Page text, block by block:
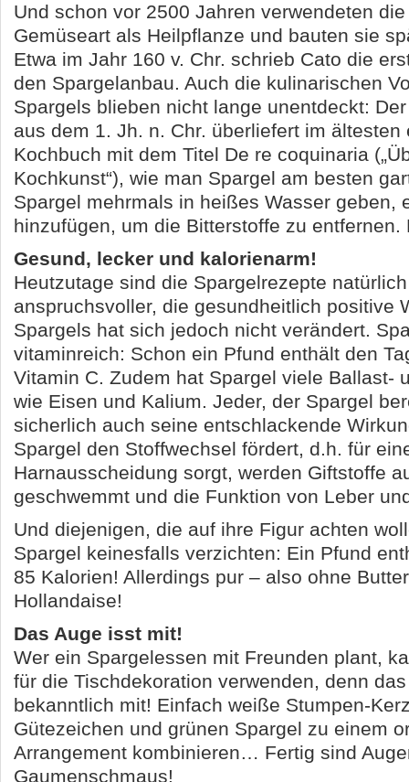
Und schon vor 2500 Jahren verwendeten
Gemüseart als Heilpflanze und bauten sie
Etwa im Jahr 160 v. Chr. schrieb Cato die
den Spargelanbau. Auch die kulinarischen
Spargels blieben nicht lange unentdeckt:
aus dem 1. Jh. n. Chr. überliefert im ältesten
Kochbuch mit dem Titel De re coquinaria
Kochkunst“), wie man Spargel am besten
Spargel mehrmals in heißes Wasser geben,
hinzufügen, um die Bitterstoffe zu entfernen.
Gesund, lecker und kalorienarm!
Heutzutage sind die Spargelrezepte
anspruchsvoller, die gesundheitlich positive
Spargels hat sich jedoch nicht verändert.
vitaminreich: Schon ein Pfund enthält den
Vitamin C. Zudem hat Spargel viele Ballast-
wie Eisen und Kalium. Jeder, der Spargel
sicherlich auch seine entschlackende
Spargel den Stoffwechsel fördert, d.h. für
Harnausscheidung sorgt, werden Giftstoffe
geschwemmt und die Funktion von Leber
Und diejenigen, die auf ihre Figur achten
Spargel keinesfalls verzichten: Ein Pfund
85 Kalorien! Allerdings pur – also ohne
Hollandaise!
Das Auge isst mit!
Wer ein Spargelessen mit Freunden plant,
für die Tischdekoration verwenden, denn
bekanntlich mit! Einfach weiße Stumpen-
Gütezeichen und grünen Spargel zu einem
Arrangement kombinieren… Fertig sind
Gaumenschmaus!